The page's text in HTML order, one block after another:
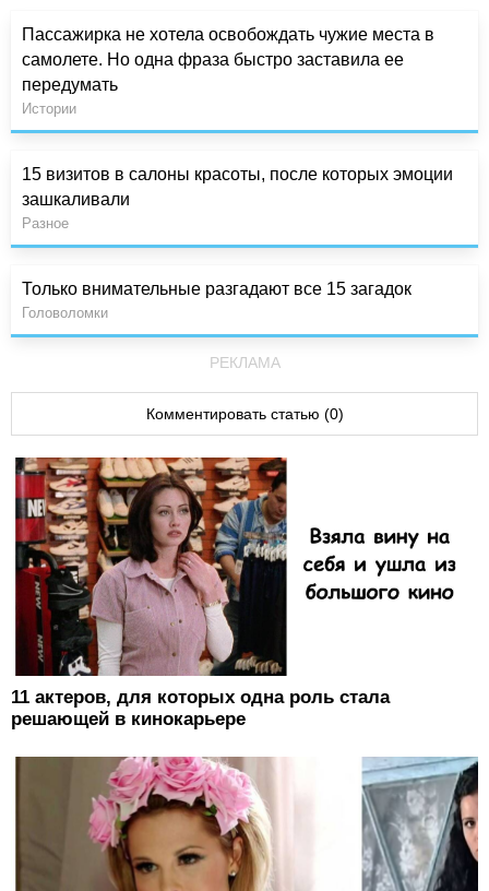
Пассажирка не хотела освобождать чужие места в
самолете. Но одна фраза быстро заставила ее
передумать
Истории
15 визитов в салоны красоты, после которых эмоции
зашкаливали
Разное
Только внимательные разгадают все 15 загадок
Головоломки
РЕКЛАМА
Комментировать статью (0)
11 актеров, для которых одна роль стала
решающей в кинокарьере